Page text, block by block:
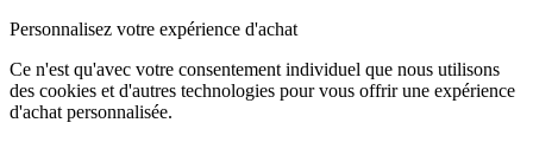
Personnalisez votre expérience d'achat
Ce n'est qu'avec votre consentement individuel que nous utilisons
des cookies et d'autres technologies pour vous offrir une expérience
d'achat personnalisée.